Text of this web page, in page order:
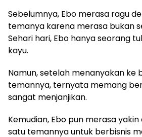
Sebelumnya, Ebo merasa ragu
temanya karena merasa bukan
Sehari hari, Ebo hanya seorang
kayu.
Namun, setelah menanyakan ke
temannya, ternyata memang
sangat menjanjikan.
Kemudian, Ebo pun merasa
satu temannya untuk berbisnis